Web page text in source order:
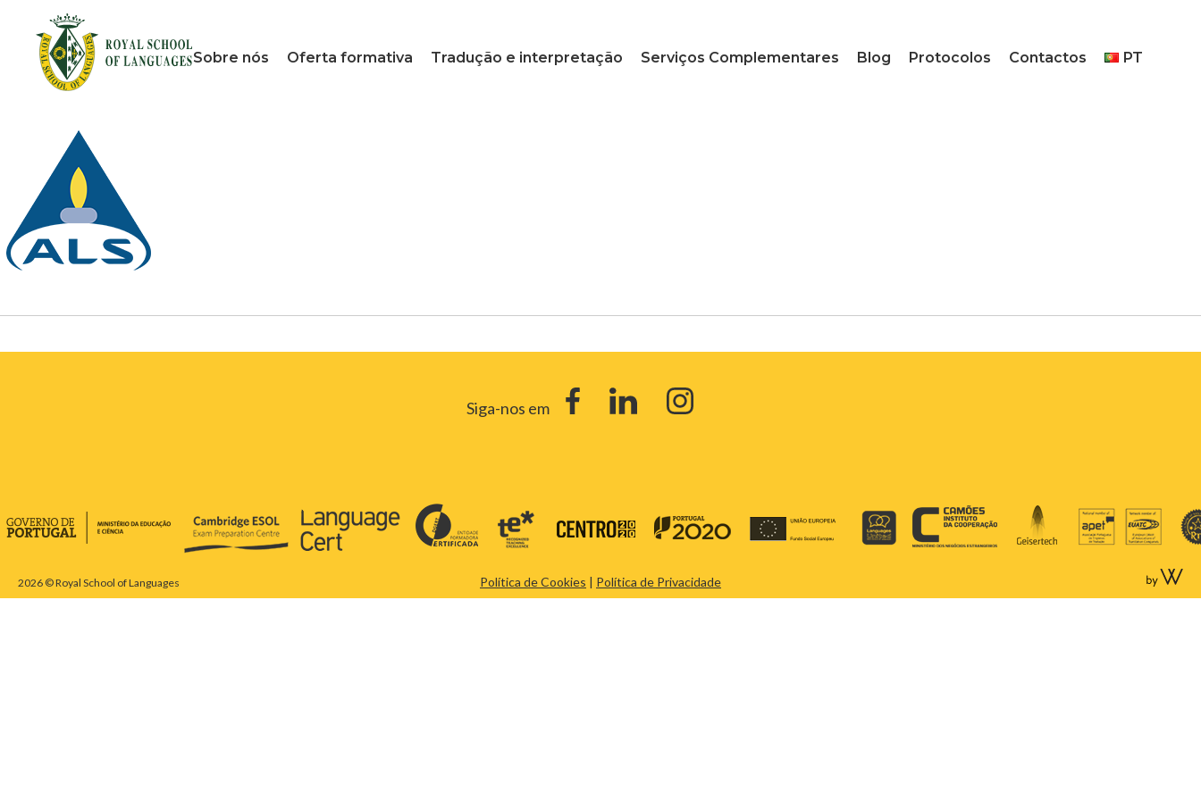
Sobre nós Oferta formativa Tradução e interpretação Serviços Complementares Blog Protocolos Contactos PT
Siga-nos em
2026 © Royal School of Languages Política de Cookies | Política de Privacidade